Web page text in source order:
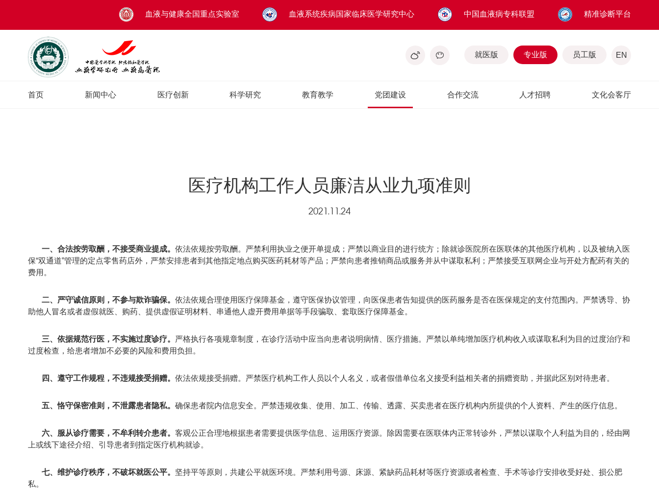
血液与健康全国重点实验室 血液系统疾病国家临床医学研究中心 中国血液病专科联盟 精准诊断平台
就医版 专业版 员工版 EN
首页 新闻中心 医疗创新 科学研究 教育教学 党团建设 合作交流 人才招聘 文化会客厅
医疗机构工作人员廉洁从业九项准则
2021.11.24
一、合法按劳取酬，不接受商业提成。 依法依规按劳取酬。严禁利用执业之便开单提成；严禁以商业目的进行统方；除就诊医院所在医联体的其他医疗机构，以及被纳入医
保“双通道”管理的定点零售药店外，严禁安排患者到其他指定地点购买医药耗材等产品；严禁向患者推销商品或服务并从中谋取私利；严禁接受互联网企业与开处方配药有关的
费用。
二、严守诚信原则，不参与欺诈骗保。 依法依规合理使用医疗保障基金，遵守医保协议管理，向医保患者告知提供的医药服务是否在医保规定的支付范围内。严禁诱导、协
助他人冒名或者虚假就医、购药、提供虚假证明材料、串通他人虚开费用单据等手段骗取、套取医疗保障基金。
三、依据规范行医，不实施过度诊疗。 严格执行各项规章制度，在诊疗活动中应当向患者说明病情、医疗措施。严禁以单纯增加医疗机构收入或谋取私利为目的过度治疗和
过度检查，给患者增加不必要的风险和费用负担。
四、遵守工作规程，不违规接受捐赠。 依法依规接受捐赠。严禁医疗机构工作人员以个人名义，或者假借单位名义接受利益相关者的捐赠资助，并据此区别对待患者。
五、恪守保密准则，不泄露患者隐私。 确保患者院内信息安全。严禁违规收集、使用、加工、传输、透露、买卖患者在医疗机构内所提供的个人资料、产生的医疗信息。
六、服从诊疗需要，不牟利转介患者。 客观公正合理地根据患者需要提供医学信息、运用医疗资源。除因需要在医联体内正常转诊外，严禁以谋取个人利益为目的，经由网
上或线下途径介绍、引导患者到指定医疗机构就诊。
七、维护诊疗秩序，不破坏就医公平。 坚持平等原则，共建公平就医环境。严禁利用号源、床源、紧缺药品耗材等医疗资源或者检查、手术等诊疗安排收受好处、损公肥
私。